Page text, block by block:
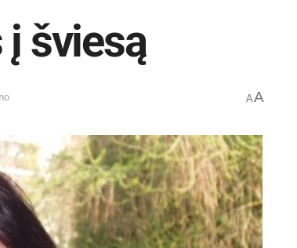
šviesą
AA